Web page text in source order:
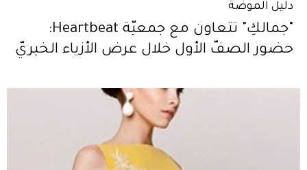
دليل الموضة
"جمالكِ" تتعاون مع جمعيّة Heartbeat:
حضور الصفّ الأول خلال عرض الأزياء الخيريّ